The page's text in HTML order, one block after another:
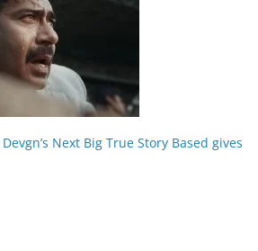
Next Big True Story Based gives